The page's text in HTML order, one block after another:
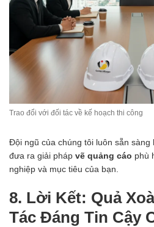
Trao đổi với đối tác về kế hoạch thi công
Đội ngũ của chúng tôi luôn sẵn
đưa ra giải pháp vẽ quảng cáo phù
nghiệp và mục tiêu của bạn.
8. Lời Kết: Quả
Tác Đáng Tin Cậy